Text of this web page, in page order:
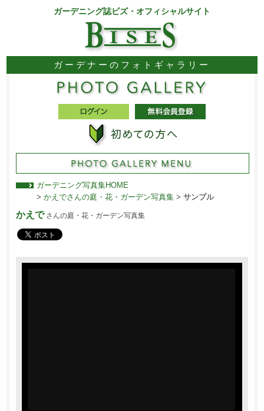
ガーデニング誌ビズ・オフィシャルサイト
ガーデナーのフォトギャラリー
ガーデニング写真集HOME
> かえでさんの庭・花・ガーデン写真集> サンプル
かえでさんの庭・花・ガーデン写真集